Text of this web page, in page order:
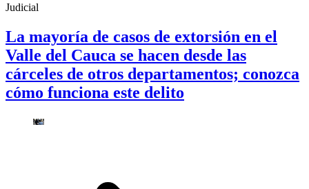
Judicial
La mayoría de casos de extorsión en el
Valle del Cauca se hacen desde las
cárceles de otros departamentos; conozca
cómo funciona este delito